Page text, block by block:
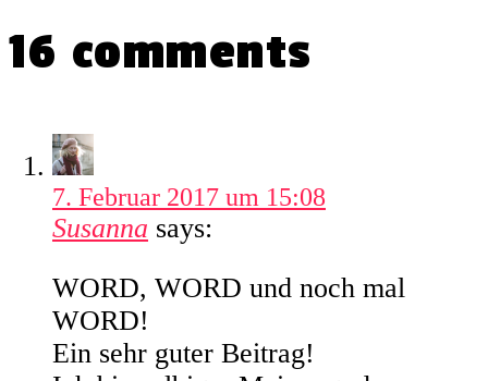
16 comments
7. Februar 2017 um 15:08
Susanna says:
WORD, WORD und noch mal
WORD!
Ein sehr guter Beitrag!